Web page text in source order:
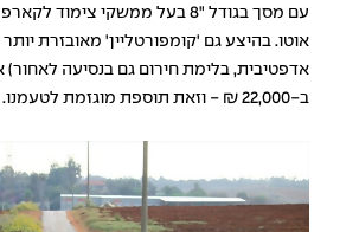
עם מסך בגודל "8 בעל ממשקי צימוד
אוטו. בהיצע גם 'קומפורטליין' מאובזרת
אדפטיבית, בלימת חירום גם בנסיעה לאחור)
ב-22,000 ₪ - וזאת תוספת מוגזמת לטעמנו.